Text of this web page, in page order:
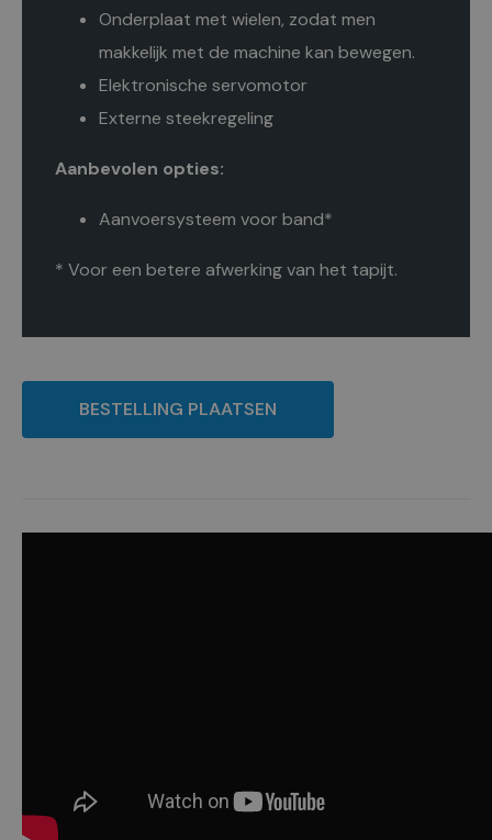
Onderplaat met wielen, zodat men
makkelijk met de machine kan bewegen.
Elektronische servomotor
Externe steekregeling
Aanbevolen opties:
Aanvoersysteem voor band*
* Voor een betere afwerking van het tapijt.
BESTELLING PLAATSEN